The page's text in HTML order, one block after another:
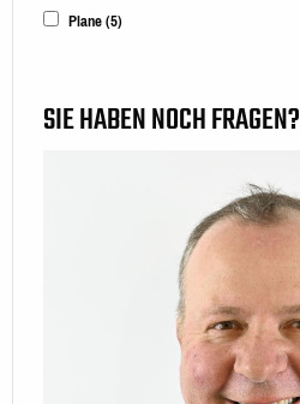
Plane(5)
SIE HABEN NOCH FRAGEN?